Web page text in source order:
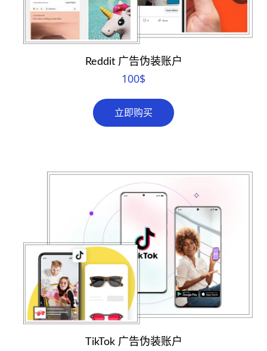
Reddit 广告伪装账户
100$
立即购买
TikTok 广告伪装账户